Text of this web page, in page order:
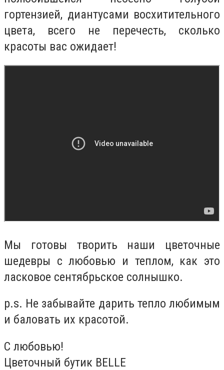
гортензией, диантусами восхитительного
цвета, всего не перечесть, сколько
красоты вас ожидает!
Мы готовы творить наши цветочные
шедевры с любовью и теплом, как это
ласковое сентябрьское солнышко.
p.s. Не забывайте дарить тепло любимым
и баловать их красотой.
С любовью!
Цветочный бутик BELLE